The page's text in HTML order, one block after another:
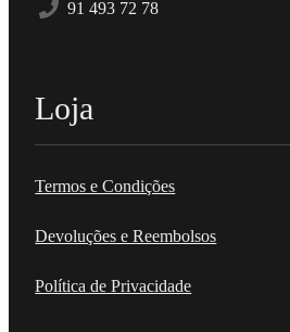
91 493 72 78
Loja
Termos e Condições
Devoluções e Reembolsos
Política de Privacidade